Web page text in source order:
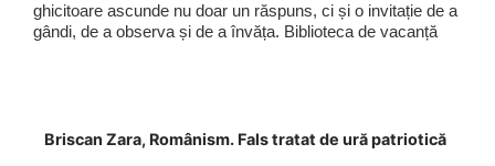
ghicitoare ascunde nu doar un răspuns, ci și o invitație de a
gândi, de a observa și de a învăța. Biblioteca de vacanță
Briscan Zara, Românism. Fals tratat de ură patriotică